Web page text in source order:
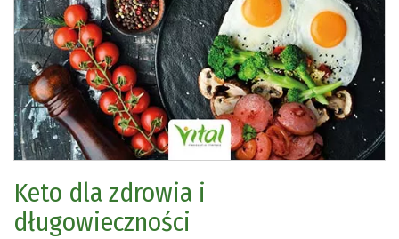
Keto dla zdrowia i
długowieczności